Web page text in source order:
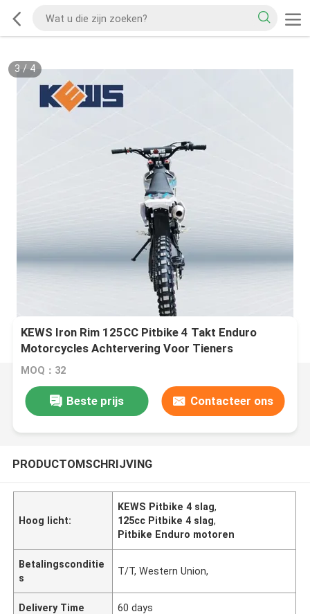
3 / 4
KEWS Iron Rim 125CC Pitbike 4 Takt Enduro
Motorcycles Achtervering Voor Tieners
MOQ：32
Beste prijs Contacteer ons
PRODUCTOMSCHRIJVING
Hoog licht:
KEWS Pitbike 4 slag,
125cc Pitbike 4 slag,
Pitbike Enduro motoren
Betalingsconditie
s
T/T, Western Union,
Delivery Time 60 days